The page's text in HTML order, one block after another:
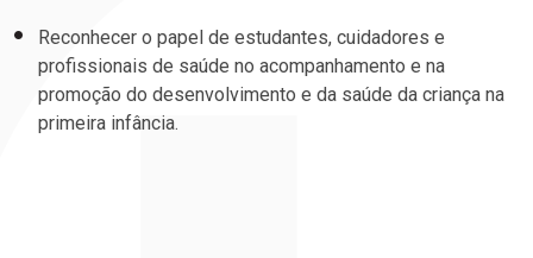
Reconhecer o papel de estudantes, cuidadores e
profissionais de saúde no acompanhamento e na
promoção do desenvolvimento e da saúde da criança na
primeira infância.